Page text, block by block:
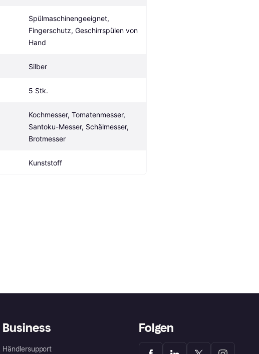
Spülmaschinengeeignet,
Fingerschutz, Geschirrspülen von
Hand
Silber
5 Stk.
Kochmesser, Tomatenmesser,
Santoku-Messer, Schälmesser,
Brotmesser
Kunststoff
Business
Händlersupport
Folgen